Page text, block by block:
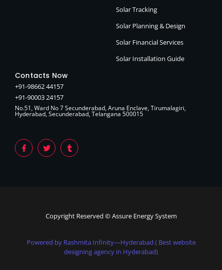
Solar Tracking
Solar Planning & Design
Solar Financial Services
Solar Installation Guide
Contacts Now
+91-98662 44157
+91-90003 24157
No.51, Ward No 7 Secunderabad, Aruna Enclave, Tirumalagiri,
Hyderabad, Secunderabad, Telangana 500015
Copyright Reserved © Assure Energy System
Powered by Rashmita Infinity—Hyderabad ( Best website
designing agency in Hyderabad)